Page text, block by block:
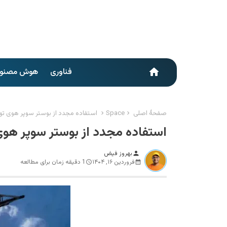
home فناوری هوش
صفحهٔ اصلی Space استفاده مجدد از بوستر سوپر
استفاده مجدد از بوستر
person بهروز فیض
فروردین ۱۶, ۱۴۰۴
1 دقیقه زمان برای مطالعه